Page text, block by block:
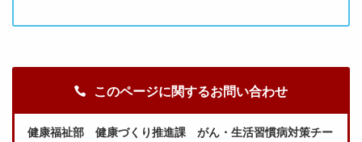
このページに関するお問い合わせ
健康福祉部 健康づくり推進課 がん・生活習慣病対策チー